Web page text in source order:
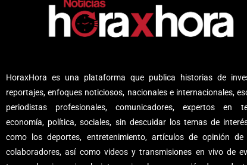
HoraxHora es una plataforma que publica historias de
reportajes, enfoques noticiosos, nacionales e internacionales,
periodistas profesionales, comunicadores, expertos en
economía, política, sociales, sin descuidar los temas de
como los deportes, entretenimiento, artículos de opinión de
colaboradores, así como videos y transmisiones en vivo de